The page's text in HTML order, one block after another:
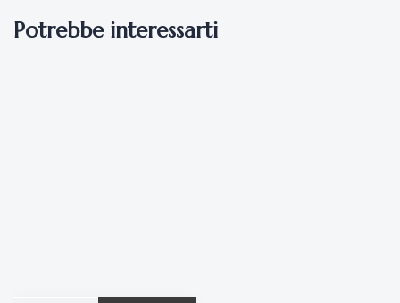
Potrebbe interessarti